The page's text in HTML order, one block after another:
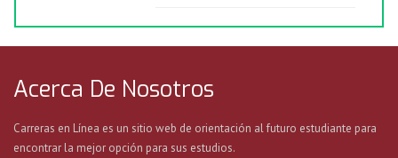
Acerca De Nosotros
Carreras en Línea es un sitio web de orientación al futuro estudiante para
encontrar la mejor opción para sus estudios.